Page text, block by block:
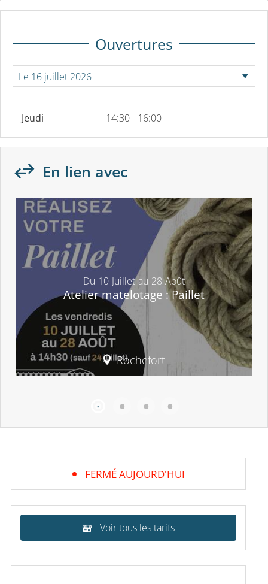
Ouvertures
Jeudi 14:30 - 16:00
En lien avec
Du 10 Juillet au 28 Août
Atelier matelotage : Paillet
Rochefort
FERMÉ AUJOURD'HUI
Voir tous les tarifs